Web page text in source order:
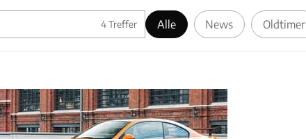
4Treffer Alle News Oldtimer